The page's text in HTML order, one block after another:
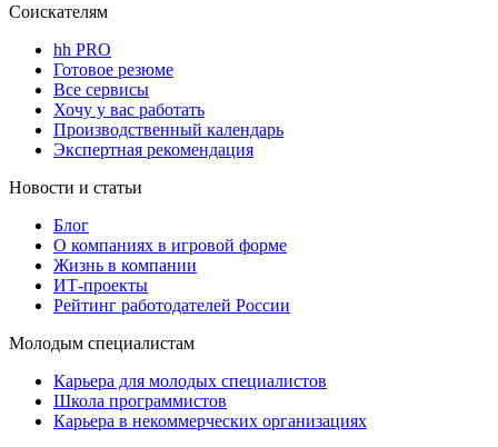
Соискателям
hh PRO
Готовое резюме
Все сервисы
Хочу у вас работать
Производственный календарь
Экспертная рекомендация
Новости и статьи
Блог
О компаниях в игровой форме
Жизнь в компании
ИТ-проекты
Рейтинг работодателей России
Молодым специалистам
Карьера для молодых специалистов
Школа программистов
Карьера в некоммерческих организациях